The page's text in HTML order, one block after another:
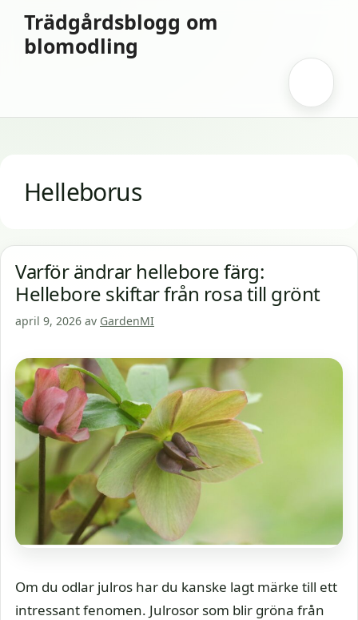
innehåll
Trädgårdsblogg om
blomodling
Helleborus
Varför ändrar hellebore färg:
Hellebore skiftar från rosa till grönt
april 9, 2026 av GardenMI
Om du odlar julros har du kanske lagt märke till ett
intressant fenomen. Julrosor som blir gröna från